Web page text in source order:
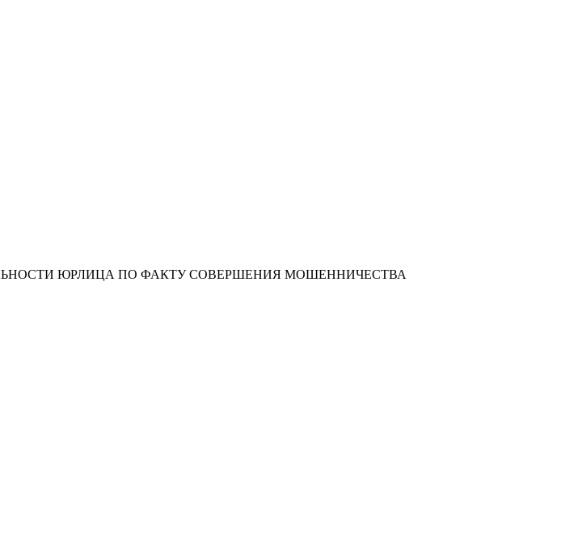
ЮРЛИЦА ПО ФАКТУ СОВЕРШЕНИЯ МОШЕННИЧЕСТВА